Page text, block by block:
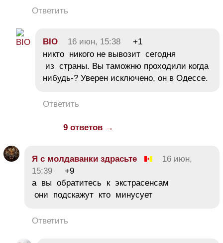
Ответить
BIO 16 июн, 15:38
+1
никто никого не вывозит сегодня
из страны. Вы таможню проходили когда
нибудь-? Уверен исключено, он в Одессе.
Ответить
9 ответов →
Я с молдаванки здрасьте
16 июн,
15:39
+9
а вы обратитесь к экстрасенсам
они подскажут кто минусует
Ответить